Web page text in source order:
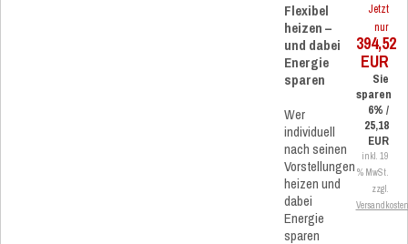
Flexibel
heizen –
und dabei
Energie
sparen
Wer
individuell
nach seinen
Vorstellungen
heizen und
dabei
Energie
sparen
Jetzt
nur
394,52
EUR
Sie
sparen
6% /
25,18
EUR
inkl. 19
% MwSt.
zzgl.
Versandkosten